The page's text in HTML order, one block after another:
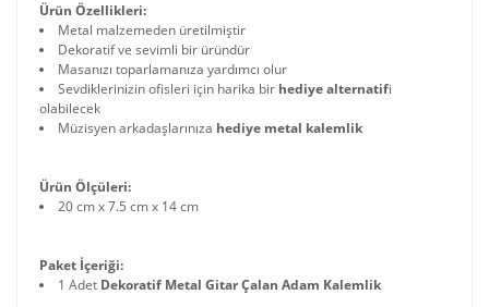
Ürün Özellikleri:
Metal malzemeden üretilmiştir
Dekoratif ve sevimli bir üründür
Masanızı toparlamanıza yardımcı olur
Sevdiklerinizin ofisleri için harika bir hediye alternatifi
olabilecek
Müzisyen arkadaşlarınıza hediye metal kalemlik
Ürün Ölçüleri:
20 cm x 7.5 cm x 14 cm
Paket İçeriği:
1 Adet Dekoratif Metal Gitar Çalan Adam Kalemlik